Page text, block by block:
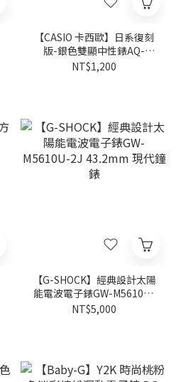
【CASIO 卡西歐】日系復刻
版-銀色雙顯中性錶AQ-
230A-3A 29.8mm 現代鐘錶
NT$1,200
【G-SHOCK】經典設計太陽
能電波電子錶GW-M5610U-
2J 43.2mm 現代鐘錶
NT$5,000